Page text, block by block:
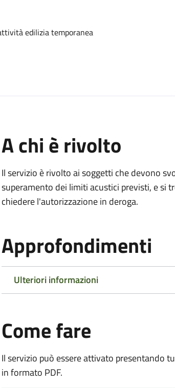
edilizia temporanea
A chi è rivolto
Il servizio è rivolto ai soggetti che devono
superamento dei limiti acustici previsti, e si
chiedere l'autorizzazione in deroga.
Approfondimenti
Ulteriori informazioni
Come fare
Il servizio può essere attivato presentando
in formato PDF.